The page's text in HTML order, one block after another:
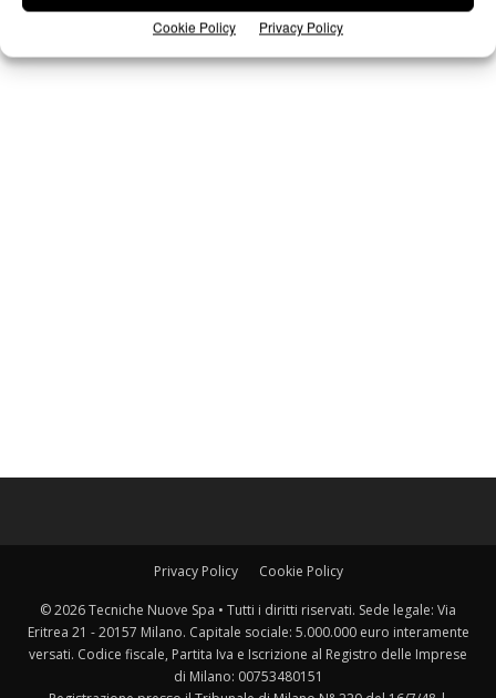
Cookie Policy Privacy Policy
Privacy Policy Cookie Policy
© 2026 Tecniche Nuove Spa • Tutti i diritti riservati. Sede legale: Via
Eritrea 21 - 20157 Milano. Capitale sociale: 5.000.000 euro interamente
versati. Codice fiscale, Partita Iva e Iscrizione al Registro delle Imprese
di Milano: 00753480151